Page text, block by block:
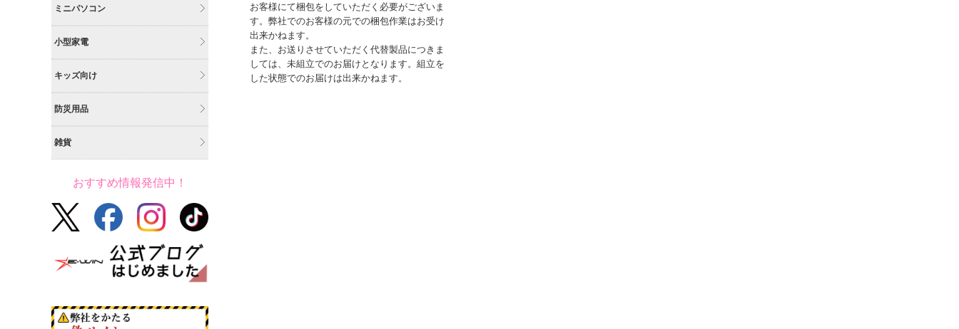
お客様にて梱包をしていただく必要がございま
す。弊社でのお客様の元での梱包作業はお受け
出来かねます。
また、お送りさせていただく代替製品につきま
しては、未組立でのお届けとなります。組立を
した状態でのお届けは出来かねます。
ミニパソコン
小型家電
キッズ向け
防災用品
雑貨
おすすめ情報発信中！